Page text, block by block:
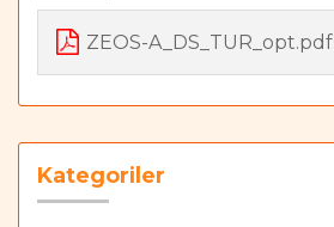
Kategoriler
ZEOS-A_DS_TUR_opt.pdf